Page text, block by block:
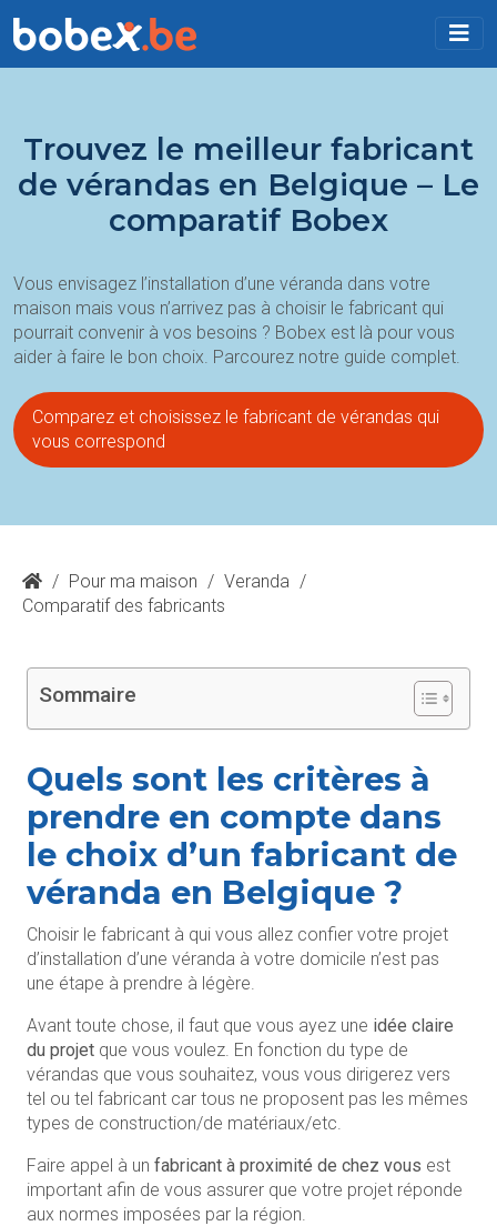
Trouvez le meilleur fabricant
de vérandas en Belgique – Le
comparatif Bobex
Vous envisagez l’installation d’une véranda dans votre
maison mais vous n’arrivez pas à choisir le fabricant qui
pourrait convenir à vos besoins ? Bobex est là pour vous
aider à faire le bon choix. Parcourez notre guide complet.
Comparez et choisissez le fabricant de vérandas qui
vous correspond
/ Pour ma maison / Veranda /
Comparatif des fabricants
Sommaire
Quels sont les critères à
prendre en compte dans
le choix d’un fabricant de
véranda en Belgique ?
Choisir le fabricant à qui vous allez confier votre projet
d’installation d’une véranda à votre domicile n’est pas
une étape à prendre à légère.
Avant toute chose, il faut que vous ayez une idée claire
du projet que vous voulez. En fonction du type de
vérandas que vous souhaitez, vous vous dirigerez vers
tel ou tel fabricant car tous ne proposent pas les mêmes
types de construction/de matériaux/etc.
Faire appel à un fabricant à proximité de chez vous est
important afin de vous assurer que votre projet réponde
aux normes imposées par la région.